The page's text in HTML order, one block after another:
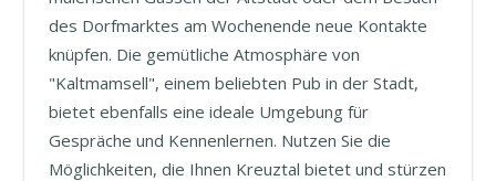
des Dorfmarktes am Wochenende neue Kontakte
knüpfen. Die gemütliche Atmosphäre von
"Kaltmamsell", einem beliebten Pub in der Stadt,
bietet ebenfalls eine ideale Umgebung für
Gespräche und Kennenlernen. Nutzen Sie die
Möglichkeiten, die Ihnen Kreuztal bietet und stürzen